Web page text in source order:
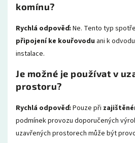
komínu?
Rychlá odpověď: Ne. Tento typ
připojení ke kouřovodu ani k
instalace.
Je možné je používat v
prostoru?
Rychlá odpověď: Pouze při
podmínek provozu doporučených
uzavřených prostorech může být